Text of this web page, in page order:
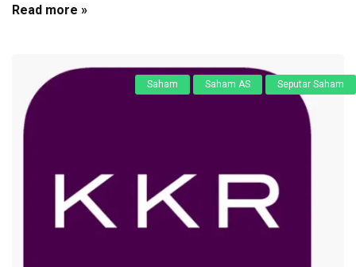
Read more »
Saham Saham AS Seputar Saham